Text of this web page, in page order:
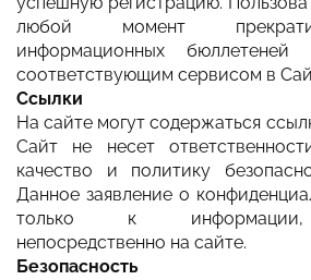
любой момент
информационных бюллетеней
соответствующим сервисом в
Ссылки
На сайте могут содержаться
Сайт не несет
качество и политику
Данное заявление о
только к информации,
непосредственно на сайте.
Безопасность